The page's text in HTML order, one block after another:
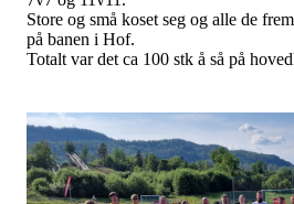
Store og små koset seg og alle de
på banen i Hof.
Totalt var det ca 100 stk å så på